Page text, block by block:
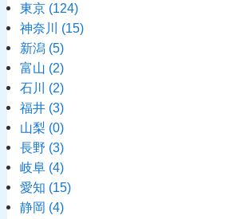
東京 (124)
神奈川 (15)
新潟 (5)
富山 (2)
石川 (2)
福井 (3)
山梨 (0)
長野 (3)
岐阜 (4)
愛知 (15)
静岡 (4)